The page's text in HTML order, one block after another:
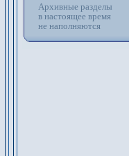
Архивные разделы
в настоящее время
не наполняются